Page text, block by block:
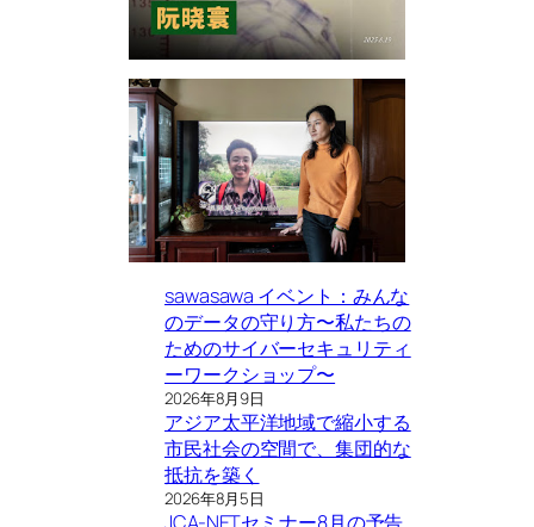
sawasawa イベント：みんな
のデータの守り方〜私たちの
ためのサイバーセキュリティ
ーワークショップ〜
2026年8月9日
アジア太平洋地域で縮小する
市民社会の空間で、集団的な
抵抗を築く
2026年8月5日
JCA-NETセミナー8月の予告